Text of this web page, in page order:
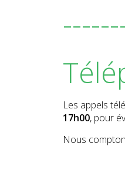
Les appels
17h00, pour
Nous